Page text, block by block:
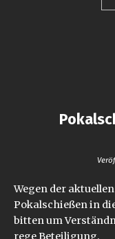
Wegen der
Pokalschießen in
bitten um
rege Beteiligung.